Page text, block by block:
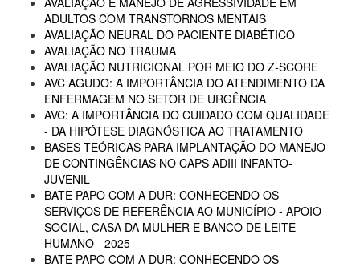
ADULTOS COM TRANSTORNOS MENTAIS
AVALIAÇÃO NEURAL DO PACIENTE DIABÉTICO
AVALIAÇÃO NO TRAUMA
AVALIAÇÃO NUTRICIONAL POR MEIO DO Z-SCORE
AVC AGUDO: A IMPORTÂNCIA DO ATENDIMENTO DA
ENFERMAGEM NO SETOR DE URGÊNCIA
AVC: A IMPORTÂNCIA DO CUIDADO COM QUALIDADE
- DA HIPÓTESE DIAGNÓSTICA AO TRATAMENTO
BASES TEÓRICAS PARA IMPLANTAÇÃO DO MANEJO
DE CONTINGÊNCIAS NO CAPS ADIII INFANTO-
JUVENIL
BATE PAPO COM A DUR: CONHECENDO OS
SERVIÇOS DE REFERÊNCIA AO MUNICÍPIO - APOIO
SOCIAL, CASA DA MULHER E BANCO DE LEITE
HUMANO - 2025
BATE PAPO COM A DUR: CONHECENDO OS